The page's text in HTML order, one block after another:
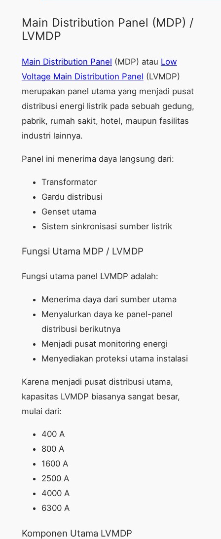
Main Distribution Panel (MDP) /
LVMDP
Main Distribution Panel (MDP) atau Low
Voltage Main Distribution Panel (LVMDP)
merupakan panel utama yang menjadi pusat
distribusi energi listrik pada sebuah gedung,
pabrik, rumah sakit, hotel, maupun fasilitas
industri lainnya.
Panel ini menerima daya langsung dari:
Transformator
Gardu distribusi
Genset utama
Sistem sinkronisasi sumber listrik
Fungsi Utama MDP / LVMDP
Fungsi utama panel LVMDP adalah:
Menerima daya dari sumber utama
Menyalurkan daya ke panel-panel
distribusi berikutnya
Menjadi pusat monitoring energi
Menyediakan proteksi utama instalasi
Karena menjadi pusat distribusi utama,
kapasitas LVMDP biasanya sangat besar,
mulai dari:
400 A
800 A
1600 A
2500 A
4000 A
6300 A
Komponen Utama LVMDP